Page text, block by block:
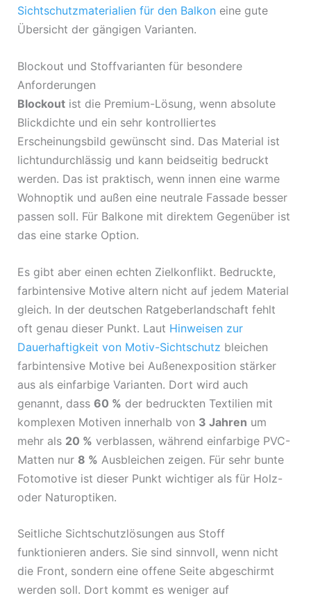
Sichtschutzmaterialien für den Balkoneine gute
Übersicht der gängigen Varianten.
Blockout und Stoffvarianten für besondere
Anforderungen
Blockoutist die Premium-Lösung, wenn absolute
Blickdichte und ein sehr kontrolliertes
Erscheinungsbild gewünscht sind. Das Material ist
lichtundurchlässig und kann beidseitig bedruckt
werden. Das ist praktisch, wenn innen eine warme
Wohnoptik und außen eine neutrale Fassade besser
passen soll. Für Balkone mit direktem Gegenüber ist
das eine starke Option.
Es gibt aber einen echten Zielkonflikt. Bedruckte,
farbintensive Motive altern nicht auf jedem Material
gleich. In der deutschen Ratgeberlandschaft fehlt
oft genau dieser Punkt. Laut Hinweisen zur
Dauerhaftigkeit von Motiv-Sichtschutz bleichen
farbintensive Motive bei Außenexposition stärker
aus als einfarbige Varianten. Dort wird auch
genannt, dass 60 % der bedruckten Textilien mit
komplexen Motiven innerhalb von 3 Jahren um
mehr als 20 % verblassen, während einfarbige PVC-
Matten nur 8 % Ausbleichen zeigen. Für sehr bunte
Fotomotive ist dieser Punkt wichtiger als für Holz-
oder Naturoptiken.
Seitliche Sichtschutzlösungen aus Stoff
funktionieren anders. Sie sind sinnvoll, wenn nicht
die Front, sondern eine offene Seite abgeschirmt
werden soll. Dort kommt es weniger auf